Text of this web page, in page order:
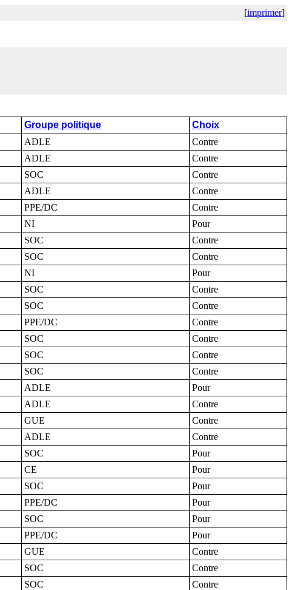
[imprimer]
Groupe politique
Choix
ADLE
Contre
ADLE
Contre
SOC
Contre
ADLE
Contre
PPE/DC
Contre
NI
Pour
SOC
Contre
SOC
Contre
NI
Pour
SOC
Contre
SOC
Contre
PPE/DC
Contre
SOC
Contre
SOC
Contre
SOC
Contre
ADLE
Pour
ADLE
Contre
GUE
Contre
ADLE
Contre
SOC
Pour
CE
Pour
SOC
Pour
PPE/DC
Pour
SOC
Pour
PPE/DC
Pour
GUE
Contre
SOC
Contre
SOC
Contre